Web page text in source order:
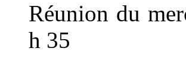
Réunion du
h 35